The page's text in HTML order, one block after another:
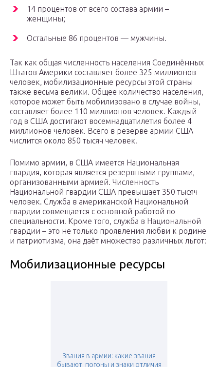
14 процентов от всего состава армии –
женщины;
Остальные 86 процентов — мужчины.
Так как общая численность населения Соединённых
Штатов Америки составляет более 325 миллионов
человек, мобилизационные ресурсы этой страны
также весьма велики. Общее количество населения,
которое может быть мобилизовано в случае войны,
составляет более 110 миллионов человек. Каждый
год в США достигают восемнадцатилетия более 4
миллионов человек. Всего в резерве армии США
числится около 850 тысяч человек.
Помимо армии, в США имеется Национальная
гвардия, которая является резервными группами,
организованными армией. Численность
Национальной гвардии США превышает 350 тысяч
человек. Служба в американской Национальной
гвардии совмещается с основной работой по
специальности. Кроме того, служба в Национальной
гвардии – это не только проявления любви к родине
и патриотизма, она даёт множество различных льгот:
Мобилизационные ресурсы
Звания в армии: какие звания
бывают, погоны и знаки отличия